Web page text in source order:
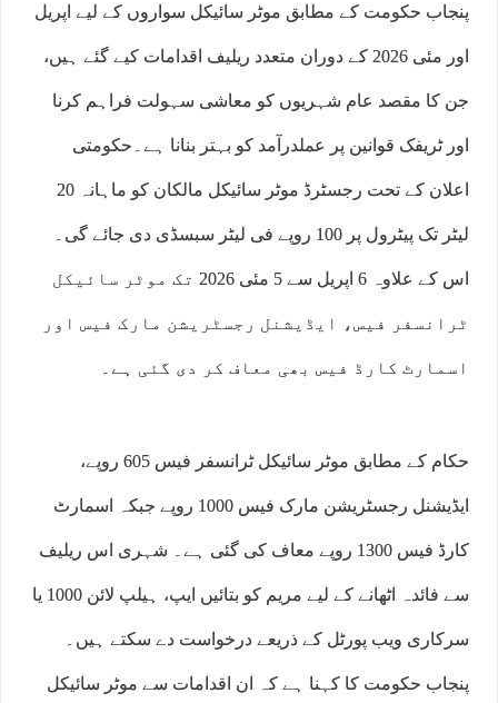
پنجاب حکومت کے مطابق موٹر سائیکل سواروں کے لیے اپریل
اور مئی 2026 کے دوران متعدد ریلیف اقدامات کیے گئے ہیں،
جن کا مقصد عام شہریوں کو معاشی سہولت فراہم کرنا
اور ٹریفک قوانین پر عملدرآمد کو بہتر بنانا ہے۔حکومتی
اعلان کے تحت رجسٹرڈ موٹر سائیکل مالکان کو ماہانہ 20
لیٹر تک پیٹرول پر 100 روپے فی لیٹر سبسڈی دی جائے گی۔
اس کے علاوہ 6 اپریل سے 5 مئی 2026 تک موٹر سائیکل
ٹرانسفر فیس، ایڈیشنل رجسٹریشن مارک فیس اور
اسمارٹ کارڈ فیس بھی معاف کر دی گئی ہے۔
حکام کے مطابق موٹر سائیکل ٹرانسفر فیس 605 روپے،
ایڈیشنل رجسٹریشن مارک فیس 1000 روپے جبکہ اسمارٹ
کارڈ فیس 1300 روپے معاف کی گئی ہے۔ شہری اس ریلیف
سے فائدہ اٹھانے کے لیے مریم کو بتائیں ایپ، ہیلپ لائن 1000 یا
سرکاری ویب پورٹل کے ذریعے درخواست دے سکتے ہیں۔
پنجاب حکومت کا کہنا ہے کہ ان اقدامات سے موٹر سائیکل